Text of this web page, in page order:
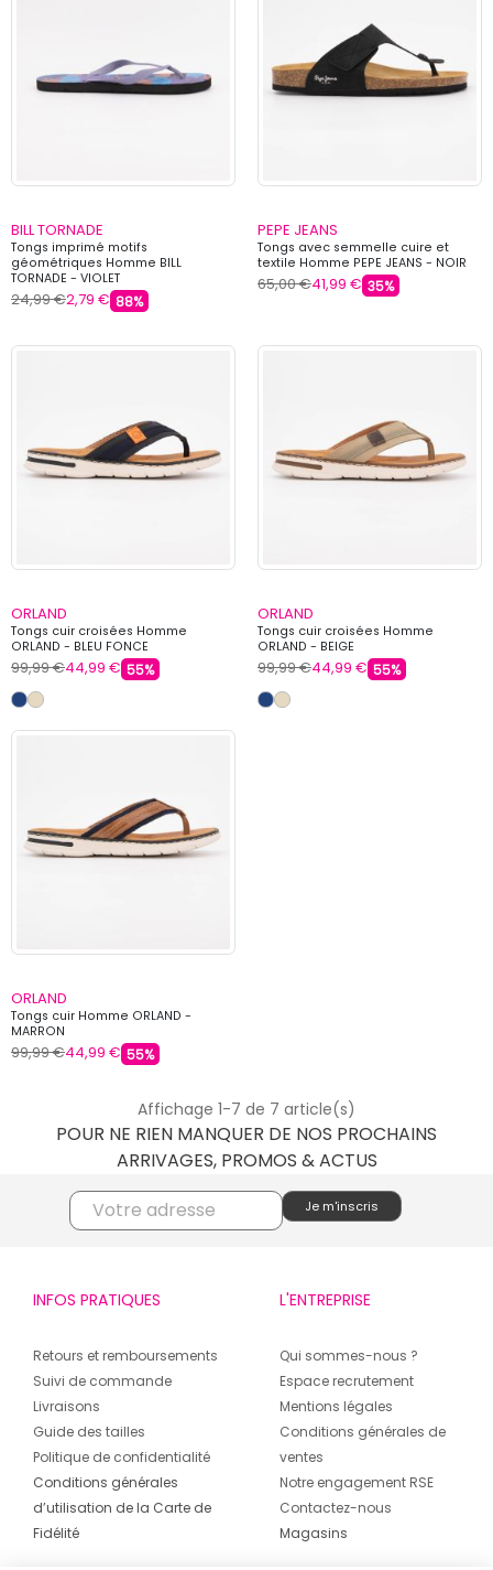
BILL TORNADE
Tongs imprimé motifs
géométriques Homme BILL
TORNADE - VIOLET
24,99 €2,79 € 88%
PEPE JEANS
Tongs avec semmelle cuire et
textile Homme PEPE JEANS - NOIR
65,00 €41,99 € 35%
ORLAND
Tongs cuir croisées Homme
ORLAND - BLEU FONCE
99,99 €44,99 € 55%
ORLAND
Tongs cuir croisées Homme
ORLAND - BEIGE
99,99 €44,99 € 55%
ORLAND
Tongs cuir Homme ORLAND -
MARRON
99,99 €44,99 € 55%
Affichage 1-7 de 7 article(s)
POUR NE RIEN MANQUER DE NOS PROCHAINS
ARRIVAGES, PROMOS & ACTUS
INFOS PRATIQUES
Retours et remboursements
Suivi de commande
Livraisons
Guide des tailles
Politique de confidentialité
Conditions générales
d’utilisation de la Carte de
Fidélité
L'ENTREPRISE
Qui sommes-nous ?
Espace recrutement
Mentions légales
Conditions générales de
ventes
Notre engagement RSE
Contactez-nous
Magasins